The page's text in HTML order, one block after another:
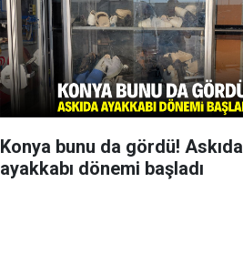
Konya bunu da gördü! Askıda
ayakkabı dönemi başladı